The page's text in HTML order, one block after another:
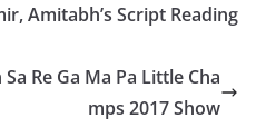
Amitabh’s Script Reading
Re Ga Ma Pa Little Cha
mps 2017 Show